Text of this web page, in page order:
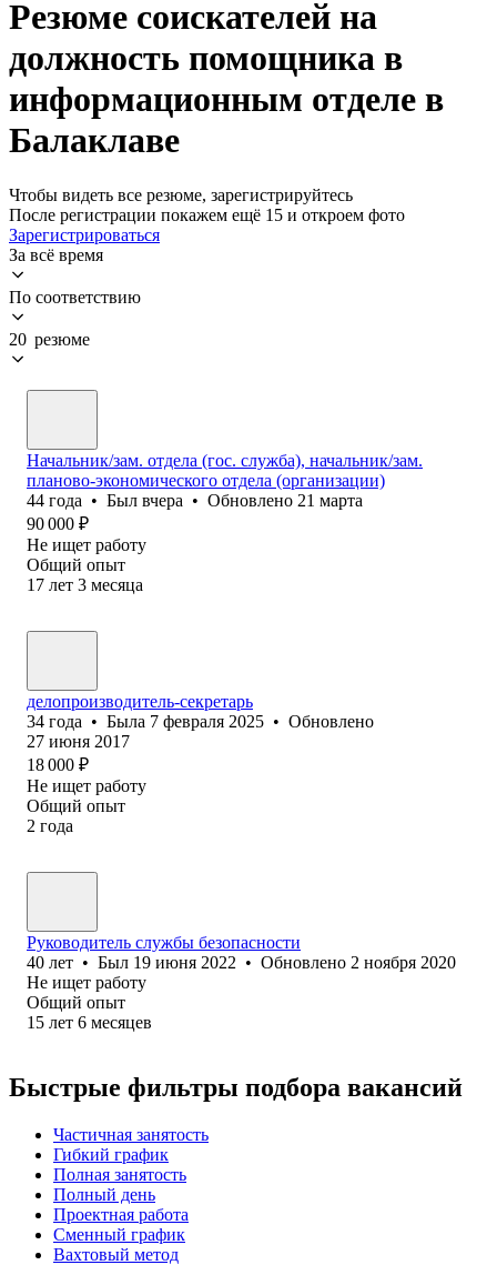
Резюме соискателей на
должность помощника в
информационным отделе в
Балаклаве
Чтобы видеть все резюме, зарегистрируйтесь
После регистрации покажем ещё 15 и откроем фото
Зарегистрироваться
За всё время
По соответствию
20 резюме
Начальник/зам. отдела (гос. служба), начальник/зам.
планово-экономического отдела (организации)
44 года • Был вчера • Обновлено 21 марта
90 000 ₽
Не ищет работу
Общий опыт
17 лет 3 месяца
делопроизводитель-секретарь
34 года • Была 7 февраля 2025 • Обновлено
27 июня 2017
18 000 ₽
Не ищет работу
Общий опыт
2 года
Руководитель службы безопасности
40 лет • Был 19 июня 2022 • Обновлено 2 ноября 2020
Не ищет работу
Общий опыт
15 лет 6 месяцев
Быстрые фильтры подбора вакансий
Частичная занятость
Гибкий график
Полная занятость
Полный день
Проектная работа
Сменный график
Вахтовый метод